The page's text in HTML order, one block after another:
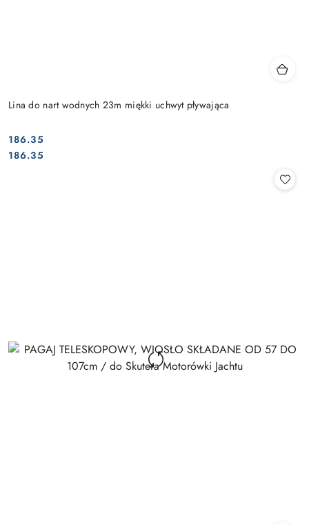
Lina do nart wodnych 23m miękki uchwyt pływająca
Cena:
186.35
Cena:
186.35